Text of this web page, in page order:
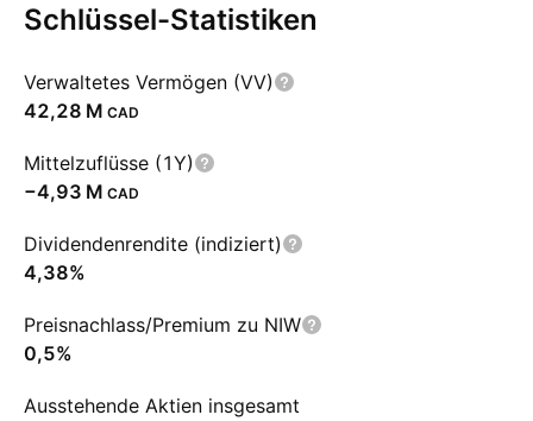
Schlüssel-Statistiken
Verwaltetes Vermögen (VV)
‪42,28 M‬ CAD
Mittelzuflüsse (1Y)
‪−4,93 M‬ CAD
Dividendenrendite (indiziert)
4,38%
Preisnachlass/Premium zu NIW
0,5%
Ausstehende Aktien insgesamt